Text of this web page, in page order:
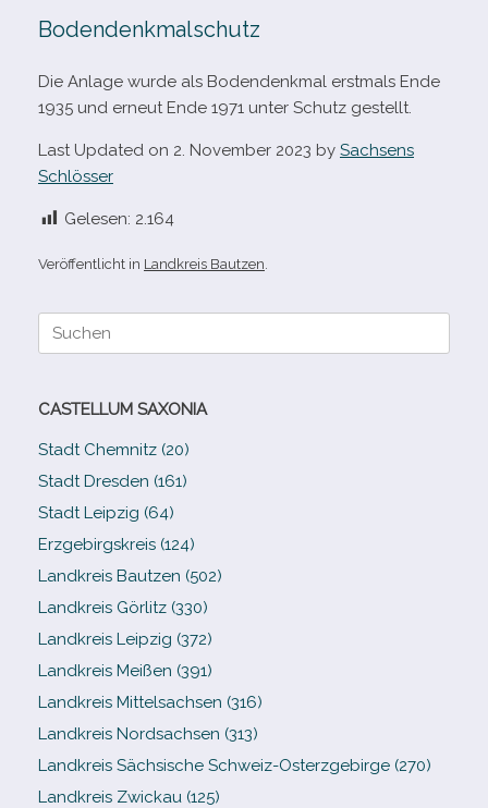
Bodendenkmalschutz
Die Anlage wurde als Bodendenkmal erst­mals Ende
1935 und erneut Ende 1971 unter Schutz gestellt.
Last Updated on 2. November 2023 by Sachsens
Schlösser
Gelesen: 2.164
Veröffentlicht in Landkreis Bautzen
Suche
CASTELLUM SAXONIA
Stadt Chemnitz (20)
Stadt Dresden (161)
Stadt Leipzig (64)
Erzgebirgskreis (124)
Landkreis Bautzen (502)
Landkreis Görlitz (330)
Landkreis Leipzig (372)
Landkreis Meißen (391)
Landkreis Mittelsachsen (316)
Landkreis Nordsachsen (313)
Landkreis Sächsische Schweiz-​Osterzgebirge (270)
Landkreis Zwickau (125)